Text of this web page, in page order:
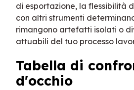
di esportazione, la flessibilità
con altri strumenti
rimangono artefatti isolati o
attuabili del tuo processo
Tabella di
d'occhio